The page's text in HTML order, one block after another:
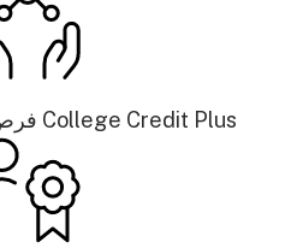
فرص ائتمانية مزدوجة مع College Credit Plus